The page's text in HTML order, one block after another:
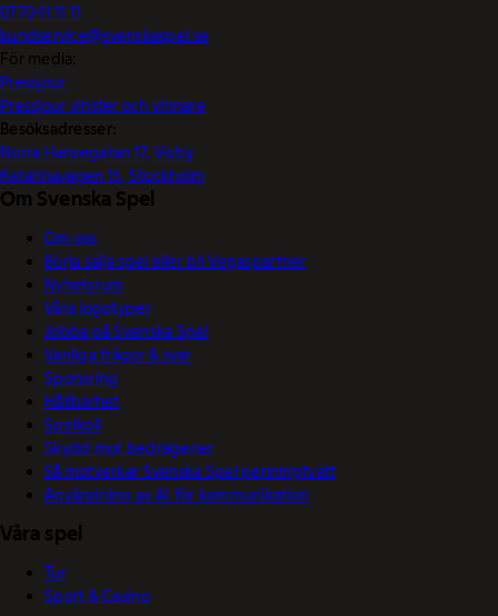
0770-11 11 11
kundservice@svenskaspel.se
För media:
Pressjour
Pressjour vinster och vinnare
Besöksadresser:
Norra Hansegatan 17, Visby
Katarinavägen 15, Stockholm
Om Svenska Spel
Om oss
Börja sälja spel eller bli Vegaspartner
Nyhetsrum
Våra logotyper
Jobba på Svenska Spel
Vanliga frågor & svar
Sponsring
Hållbarhet
Spelkoll
Skydd mot bedrägerier
Så motverkar Svenska Spel penningtvätt
Användning av AI för kommunikation
Våra spel
Tur
Sport & Casino